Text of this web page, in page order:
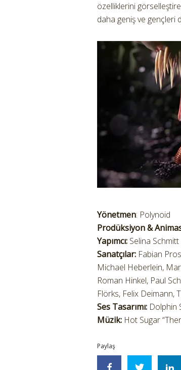
özelliklerini
daha geniş ve gençleri
Yönetmen: Polynoid
Prodüksiyon &
Yapımcı: Selina Schmitt
Sanatçılar: Fabian
Michael Heberlein,
Roman Hinkel, Paul
Flörks, Felix Deimann,
Ses Tasarımı: Dolphin
Müzik: Hot Sugar
Paylaş